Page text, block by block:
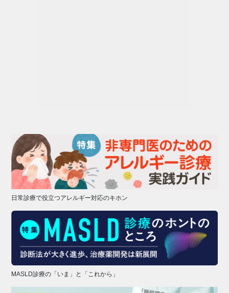
日常診療で役立つアレルギー対応のキホン
MASLD診療の「いま」と「これから」